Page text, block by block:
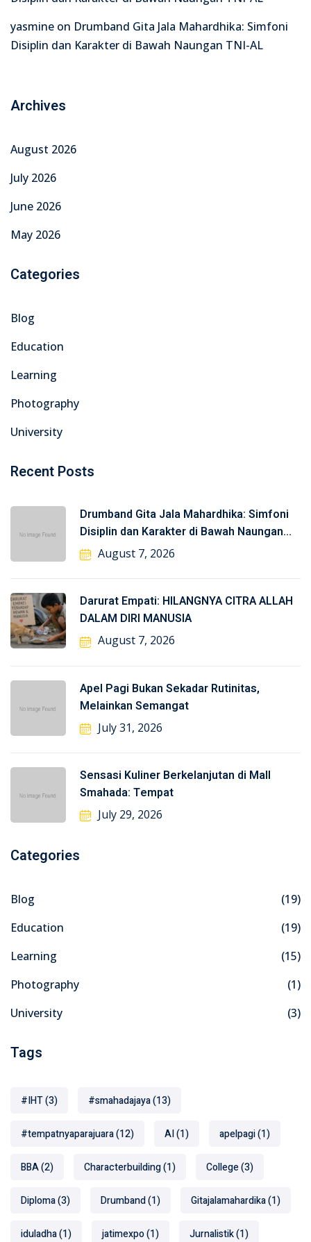
yasmine on Drumband Gita Jala Mahardhika: Simfoni
Disiplin dan Karakter di Bawah Naungan TNI-AL
Archives
August 2026
July 2026
June 2026
May 2026
Categories
Blog
Education
Learning
Photography
University
Recent Posts
Drumband Gita Jala Mahardhika: Simfoni
Disiplin dan Karakter di Bawah Naungan
TNI-ALAugust 7, 2026
Darurat Empati: HILANGNYA CITRA ALLAH
DALAM DIRI MANUSIA
August 7, 2026
Apel Pagi Bukan Sekadar Rutinitas,
Melainkan Semangat
July 31, 2026
Sensasi Kuliner Berkelanjutan di Mall
Smahada: Tempat
July 29, 2026
Categories
Blog
(19)
Education
(19)
Learning
(15)
Photography
(1)
University
(3)
Tags
#IHT(3) #smahadajaya(13)
#tempatnyaparajuara(12) AI(1) apelpagi(1)
BBA(2) Characterbuilding(1) College(3)
Diploma(3) Drumband(1) Gitajalamahardika(1)
iduladha(1) jatimexpo(1) Jurnalistik(1)